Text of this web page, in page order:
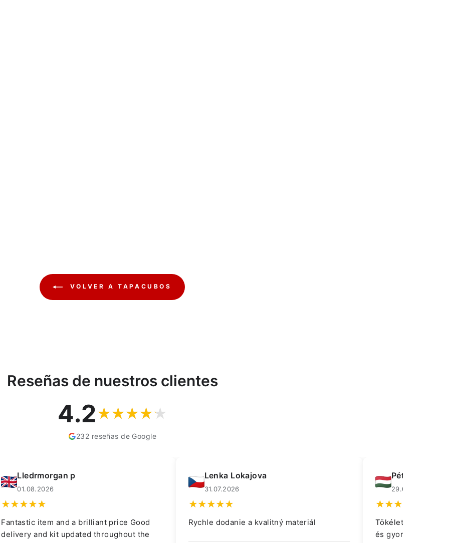
VOLVER A TAPACUBOS
Reseñas de nuestros clientes
4.2
232 reseñas de Google
Lledrmorgan p
01.08.2026
Fantastic item and a brilliant price Good
delivery and kit updated throughout the
Lenka Lokajova
31.07.2026
Rychle dodanie a kvalitný materiál
Péter Tóth
29.07.2026
Tökéletesen
és gyors,